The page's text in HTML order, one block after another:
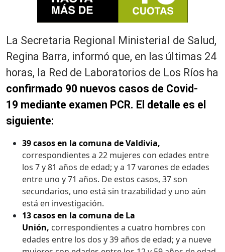
La Secretaria Regional Ministerial de Salud,
Regina Barra, informó que, en las últimas 24
horas, la Red de Laboratorios de Los Ríos ha
confirmado 90 nuevos casos de Covid-
19 mediante examen PCR. El detalle es el
siguiente:
39 casos en la comuna de Valdivia,
correspondientes a 22 mujeres con edades entre
los 7 y 81 años de edad; y a 17 varones de edades
entre uno y 71 años. De estos casos, 37 son
secundarios, uno está sin trazabilidad y uno aún
está en investigación.
13 casos en la comuna de La
Unión, correspondientes a cuatro hombres con
edades entre los dos y 39 años de edad; y a nueve